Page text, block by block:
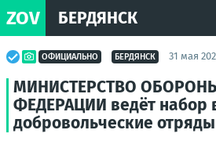
ZOV БЕРДЯНСК
ОФИЦИАЛЬНО БЕРДЯНСК 31 мая
МИНИСТЕРСТВО
ФЕДЕРАЦИИ ведёт набор
добровольческие